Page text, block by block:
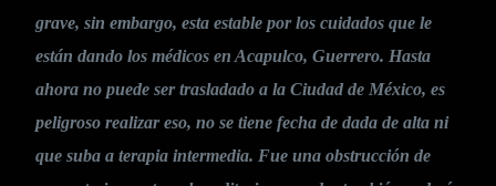
grave, sin embargo, esta estable por los cuidados que le
están dando los médicos en Acapulco, Guerrero. Hasta
ahora no puede ser trasladado a la Ciudad de México, es
peligroso realizar eso, no se tiene fecha de dada de alta ni
que suba a terapia intermedia. Fue una obstrucción de